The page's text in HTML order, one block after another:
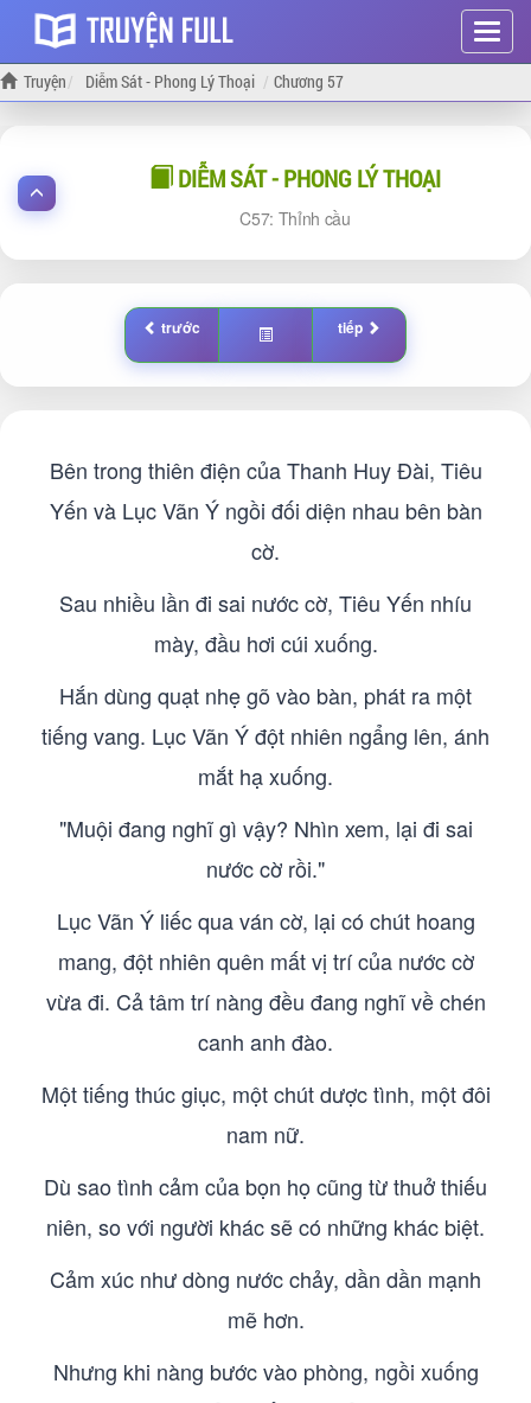
Hiện
menu
Truyện Diễm Sát - Phong Lý Thoại Chương 57
DIỄM SÁT - PHONG LÝ THOẠI
57: Thỉnh cầu
trước tiếp
Bên trong thiên điện của Thanh Huy Đài, Tiêu
Yến và Lục Vãn Ý ngồi đối diện nhau bên bàn
cờ.
Sau nhiều lần đi sai nước cờ, Tiêu Yến nhíu
mày, đầu hơi cúi xuống.
Hắn dùng quạt nhẹ gõ vào bàn, phát ra một
tiếng vang. Lục Vãn Ý đột nhiên ngẩng lên, ánh
mắt hạ xuống.
"Muội đang nghĩ gì vậy? Nhìn xem, lại đi sai
nước cờ rồi."
Lục Vãn Ý liếc qua ván cờ, lại có chút hoang
mang, đột nhiên quên mất vị trí của nước cờ
vừa đi. Cả tâm trí nàng đều đang nghĩ về chén
canh anh đào.
Một tiếng thúc giục, một chút dược tình, một đôi
nam nữ.
Dù sao tình cảm của bọn họ cũng từ thuở thiếu
niên, so với người khác sẽ có những khác biệt.
Cảm xúc như dòng nước chảy, dần dần mạnh
mẽ hơn.
Nhưng khi nàng bước vào phòng, ngồi xuống